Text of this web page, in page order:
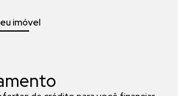
imóvel